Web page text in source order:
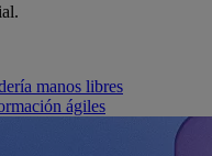
manos libres
ágiles